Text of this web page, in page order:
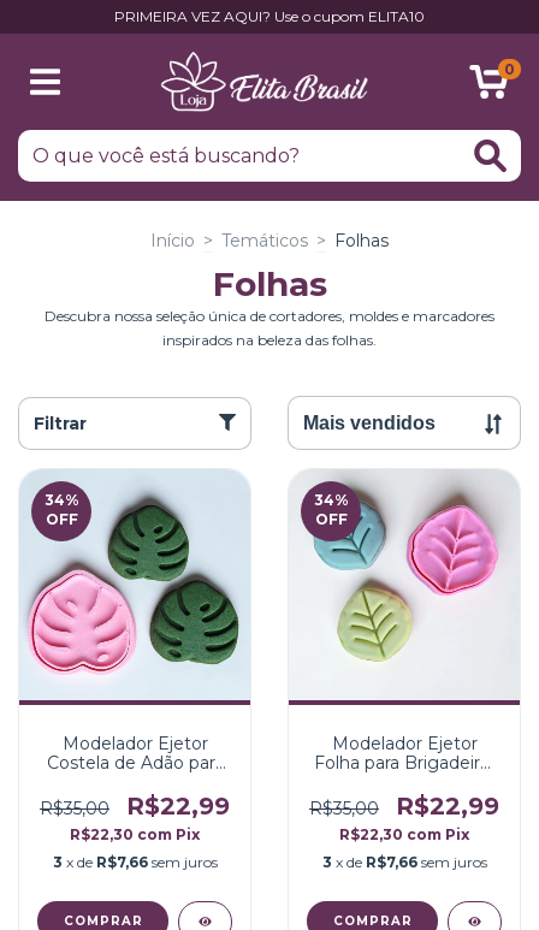
PRIMEIRA VEZ AQUI? Use o cupom ELITA10
0
Início > Temáticos > Folhas
Folhas
Descubra nossa seleção única de cortadores, moldes e marcadores
inspirados na beleza das folhas.
Filtrar
34%
OFF
Modelador Ejetor
Costela de Adão para
Massa e Biscoito
R$35,00 R$22,99
R$22,30 com Pix
3 x de R$7,66 sem juros
34%
OFF
Modelador Ejetor
Folha para Brigadeiro,
Biscoito
R$35,00 R$22,99
R$22,30 com Pix
3 x de R$7,66 sem juros